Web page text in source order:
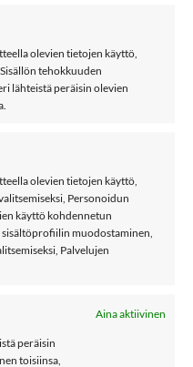
olevien tietojen käyttö,
tehokkuuden
lähteistä peräisin olevien
olevien tietojen käyttö,
Personoidun
käyttö kohdennetun
muodostaminen,
Palvelujen
Aina aktiivinen
peräisin
toisiinsa,
MORININGS
aikuisten